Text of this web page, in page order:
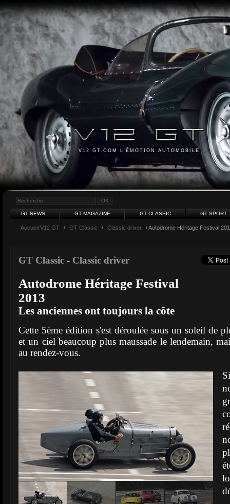
V12 GT.COM L'ÉMOTION AUTOMOBILE
GT NEWS GT MAGAZINE GT CLASSIC GT SPORT
Accueil V12 GT / GT Classic / Classic driver / Autodrome Héritage Festival
GT Classic - Classic driver
Autodrome Héritage Festival
2013
Les anciennes ont toujours la côte
Cette 5ème édition s'est déroulée sous un soleil de
et un ciel beaucoup plus maussade le lendemain,
au rendez-vous.